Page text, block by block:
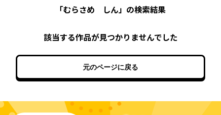
「むらさめ しん」の検索結果
該当する作品が見つかりませんでした
元のページに戻る